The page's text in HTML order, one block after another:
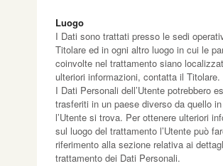
Luogo
I Dati sono trattati presso le sedi
Titolare ed in ogni altro luogo in cui le
coinvolte nel trattamento siano
ulteriori informazioni, contatta il Titolare.
I Dati Personali dell’Utente potrebbero
trasferiti in un paese diverso da quello
l’Utente si trova. Per ottenere ulteriori
sul luogo del trattamento l’Utente può
riferimento alla sezione relativa ai
trattamento dei Dati Personali.